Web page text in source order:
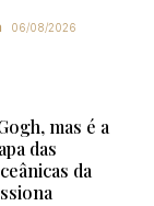
06/08/2026
mas é a
das
da